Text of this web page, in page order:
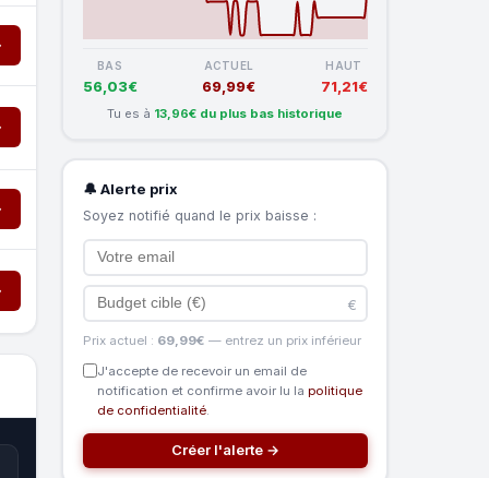
BAS
56,03€
ACTUEL
69,99€
HAUT
71,21€
Tu es à 13,96€ du plus bas historique
🔔 Alerte prix
Soyez notifié quand le prix baisse :
€
Prix actuel : 69,99€ — entrez un prix inférieur
J'accepte de recevoir un email de
notification et confirme avoir lu la politique
de confidentialité.
Créer l'alerte →